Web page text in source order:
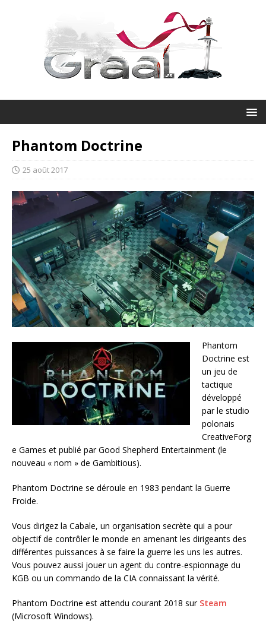
Phantom Doctrine
25 août 2017
Phantom
Doctrine est
un jeu de
tactique
développé
par le studio
polonais
CreativeForg
e Games et publié par Good Shepherd Entertainment (le
nouveau « nom » de Gambitious).
Phantom Doctrine se déroule en 1983 pendant la Guerre
Froide.
Vous dirigez la Cabale, un organisation secrète qui a pour
objectif de contrôler le monde en amenant les dirigeants des
différentes puissances à se faire la guerre les uns les autres.
Vous pouvez aussi jouer un agent du contre-espionnage du
KGB ou un commando de la CIA connaissant la vérité.
Phantom Doctrine est attendu courant 2018 sur Steam
(Microsoft Windows).